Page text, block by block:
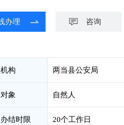
办理 咨询
构 两当县公安局
象 自然人
结时限 20个工作日